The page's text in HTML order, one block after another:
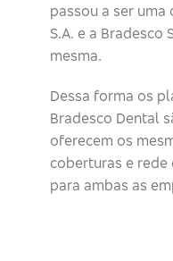
passou a ser
S.A. e a Bradesco
mesma.
Dessa forma os
Bradesco Dental
oferecem os
coberturas e
para ambas as